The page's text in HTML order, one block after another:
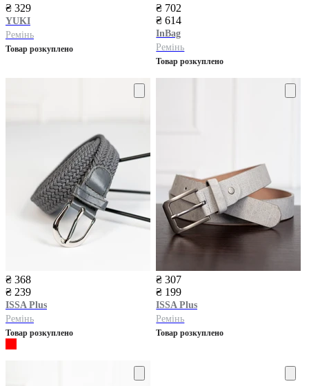
₴ 329
YUKI
Ремінь
Товар розкуплено
₴ 702
₴ 614
InBag
Ремінь
Товар розкуплено
₴ 368
₴ 239
ISSA Plus
Ремінь
Товар розкуплено
₴ 307
₴ 199
ISSA Plus
Ремінь
Товар розкуплено